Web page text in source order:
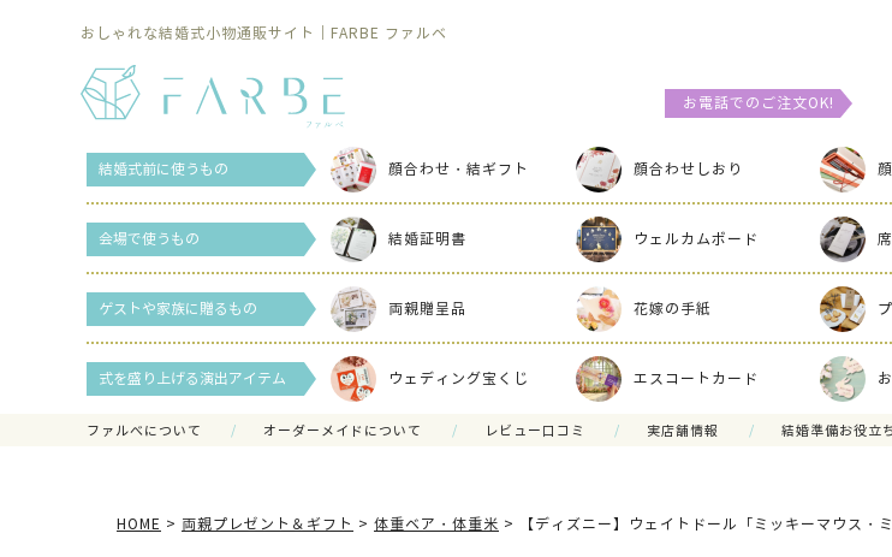
おしゃれな結婚式小物通販サイト｜FARBE ファルベ
お電話でのご注文OK!
結婚式前に使うもの 顔合わせ・結ギフト 顔合わせしおり
会場で使うもの 結婚証明書 ウェルカムボード
ゲストや家族に贈るもの 両親贈呈品 花嫁の手紙
式を盛り上げる演出アイテム ウェディング宝くじ エスコートカード
ファルべについて オーダーメイドについて レビュー口コミ 実店舗情報 結婚準備お役立
HOME 両親プレゼント＆ギフト 体重ベア・体重米 【ディズニー】ウェイトドール「ミッキーマウス